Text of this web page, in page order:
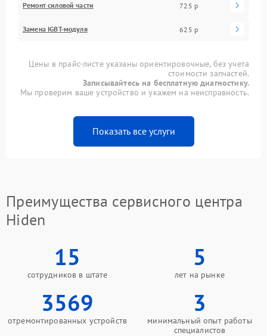
Ремонт силовой части 725 р
Замена IGBT-модуля 625 р
Цены в прайс-листе указаны ориентировочные, без учета
стоимости запчастей.
Записывайтесь на бесплатную диагностику.
Мы проверим ваше устройство и укажем на неисправность.
Показать все услуги
Преимущества сервисного центра
Hiden
15
сотрудников в штате
5
лет на рынке
3569
отремонтированных устройств
3
минимальный опыт работы
специалистов